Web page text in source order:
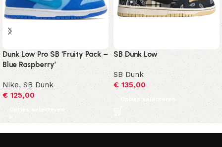
Dunk Low Pro SB ‘Fruity Pack –
Blue Raspberry’
Nike, SB Dunk
€125,00
Opties selecteren
SB Dunk Low
SB Dunk
€ 135,00
Opties selecteren